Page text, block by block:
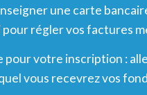
une carte
pour régler vos factures
votre inscription :
vous recevrez vos